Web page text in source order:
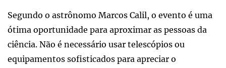
Segundo o astrônomo Marcos Calil, o evento é uma
ótima oportunidade para aproximar as pessoas da
ciência. Não é necessário usar telescópios ou
equipamentos sofisticados para apreciar o